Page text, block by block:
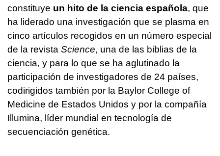
constituye un hito de la ciencia española, que
ha liderado una investigación que se plasma en
cinco artículos recogidos en un número especial
de la revista Science, una de las biblias de la
ciencia, y para lo que se ha aglutinado la
participación de investigadores de 24 países,
codirigidos también por la Baylor College of
Medicine de Estados Unidos y por la compañía
Illumina, líder mundial en tecnología de
secuenciación genética.